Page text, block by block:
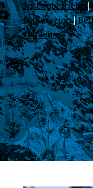
Sprengbetriebe|
Engineering|
100 Jahre